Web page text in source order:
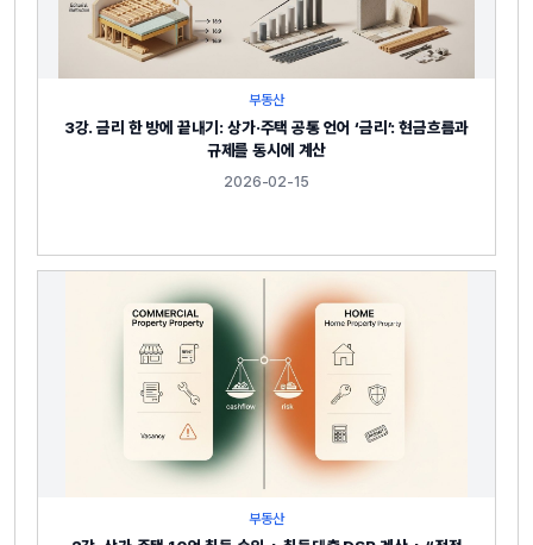
부동산
3강. 금리 한 방에 끝내기: 상가·주택 공통 언어 ‘금리’: 현금흐름과
규제를 동시에 계산
2026-02-15
부동산